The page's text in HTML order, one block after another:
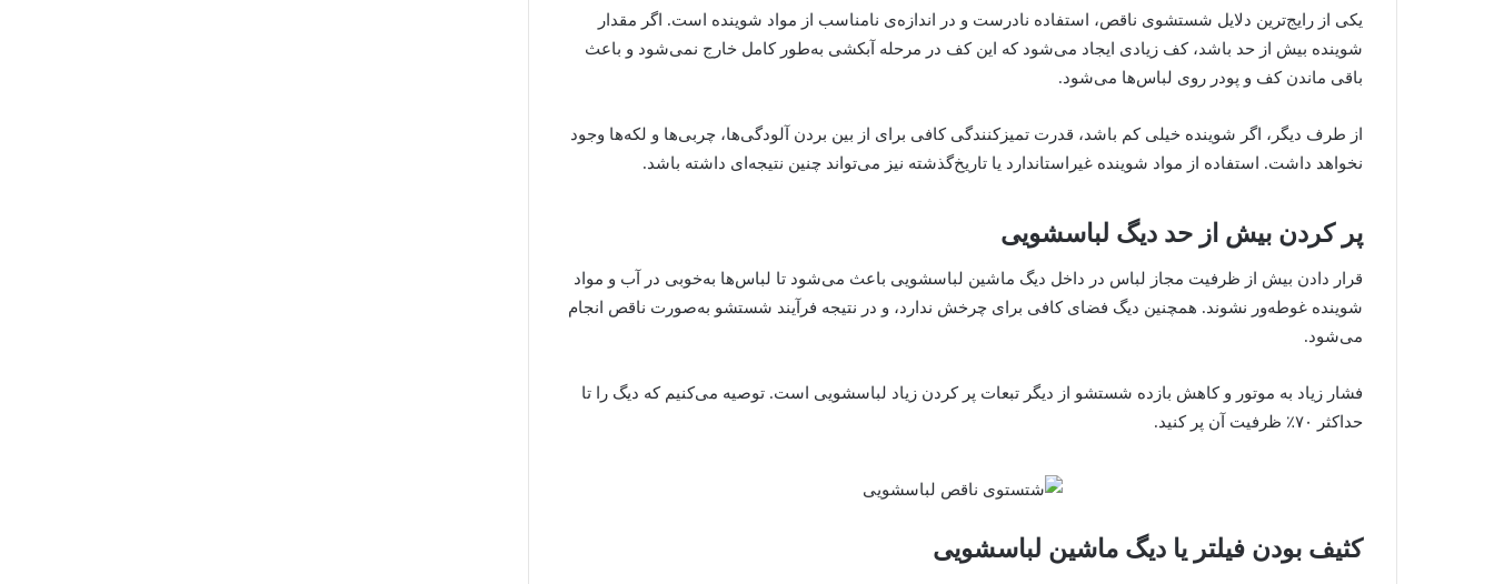
یکی از رایج‌ترین دلایل شستشوی ناقص، استفاده نادرست و در اندازه‌ی نامناسب از مواد شوینده است. اگر مقدار
شوینده بیش از حد باشد، کف زیادی ایجاد می‌شود که این کف در مرحله آبکشی به‌طور کامل خارج نمی‌شود و باعث
باقی ماندن کف و پودر روی لباس‌ها می‌شود.
از طرف دیگر، اگر شوینده خیلی کم باشد، قدرت تمیزکنندگی کافی برای از بین بردن آلودگی‌ها، چربی‌ها و لکه‌ها وجود
نخواهد داشت. استفاده از مواد شوینده غیراستاندارد یا تاریخ‌گذشته نیز می‌تواند چنین نتیجه‌ای داشته باشد.
پر کردن بیش از حد دیگ لباسشویی
قرار دادن بیش از ظرفیت مجاز لباس در داخل دیگ ماشین لباسشویی باعث می‌شود تا لباس‌ها به‌خوبی در آب و مواد
شوینده غوطه‌ور نشوند. همچنین دیگ فضای کافی برای چرخش ندارد، و در نتیجه فرآیند شستشو به‌صورت ناقص انجام
می‌شود.
فشار زیاد به موتور و کاهش بازده شستشو از دیگر تبعات پر کردن زیاد لباسشویی است. توصیه می‌کنیم که دیگ را تا
حداکثر ۷۰٪ ظرفیت آن پر کنید.
کثیف بودن فیلتر یا دیگ ماشین لباسشویی